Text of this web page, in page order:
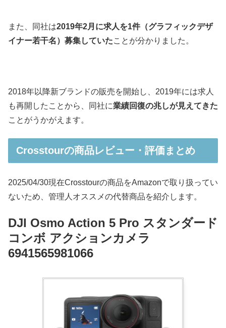
また、同社は2019年2月に求人を1件（グラフィックデザ
イナー若干名）募集していたことが分かりました。
2018年以降新ブランドの販売を開始し、2019年には求人
も再開したことから、同社に業績回復の兆しが見えてきた
ことがうかがえます。
Crosstourの商品レビュー・評価まとめ
2025/04/30現在Crosstourの商品をAmazonで取り扱ってい
ないため、管理人オススメの代替商品を紹介します。
DJI Osmo Action 5 Pro スタンダード
コンボ アクションカメラ‎
6941565981066